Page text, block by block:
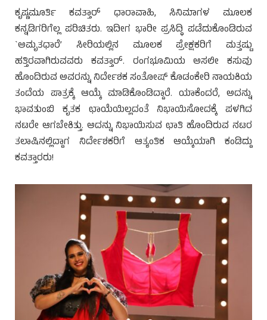
ಕೃಷ್ಣಮೂರ್ತಿ ಕವತ್ತಾರ್ ಧಾರಾವಾಹಿ, ಸಿನಿಮಾಗಳ ಮೂಲಕ
ಕನ್ನಡಿಗರಿಗೆಲ್ಲ ಪರಿಚಿತರು. ಇದೀಗ ಭಾರೀ ಪ್ರಸಿದ್ಧಿ ಪಡೆದುಕೊಂಡಿರುವ
`ಅಮೃತಧಾರೆ’ ಸೀರಿಯಲ್ಲಿನ ಮೂಲಕ ಪ್ರೇಕ್ಷಕರಿಗೆ ಮತ್ತಷ್ಟು
ಹತ್ತಿರವಾಗಿರುವವರು ಕವತ್ತಾರ್. ರಂಗಭೂಮಿಯ ಅಸಲೀ ಕಸುವು
ಹೊಂದಿರುವ ಅವರನ್ನು ನಿರ್ದೇಶಕ ಸಂತೋಷ್ ಕೊಡಂಕೇರಿ ನಾಯಕಿಯ
ತಂದೆಯ ಪಾತ್ರಕ್ಕೆ ಆಯ್ಕೆ ಮಾಡಿಕೊಂಡಿದ್ದಾರೆ. ಯಾಕೆಂದರೆ, ಅದನ್ನು
ಭಾವತುಂಬಿ ಕೃತಕ ಛಾಯೆಯಿಲ್ಲದಂತೆ ನಿಭಾಯಿಸೋದಕ್ಕೆ ಪಳಗಿದ
ನಟರೇ ಆಗಬೇಕಿತ್ತು. ಅದನ್ನು ನಿಭಾಯಿಸುವ ಛಾತಿ ಹೊಂದಿರುವ ನಟರ
ತಲಾಷಿನಲ್ಲಿದ್ದಾಗ ನಿರ್ದೇಶಕರಿಗೆ ಆತ್ಯಂತಿಕ ಆಯ್ಕೆಯಾಗಿ ಕಂಡಿದ್ದು
ಕವತ್ತಾರರು!